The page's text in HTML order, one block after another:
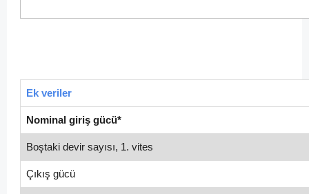
Ek veriler
Nominal giriş gücü*
Boştaki devir sayısı, 1. vites
Çıkış gücü